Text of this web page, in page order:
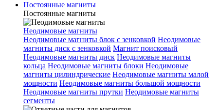
Постоянные магниты
Постоянные магниты
Неодимовые магниты
Неодимовые магниты блок с зенковкой Неодимовые
магниты диск с зенковкой Магнит поисковый
Неодимовые магниты диск Неодимовые магниты
кольца Неодимовые магниты блоки Неодимовые
магниты цилиндрические Неодимовые магниты малой
мощности Неодимовые магниты большой мощности
Неодимовые магниты прутки Неодимовые магниты
сегменты